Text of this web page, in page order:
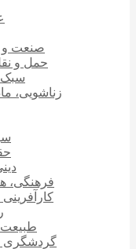
صنعت و
حمل و
سبک
زناشویی،
فرهنگی،
کارآفرینی
طبیعت
گردشگری